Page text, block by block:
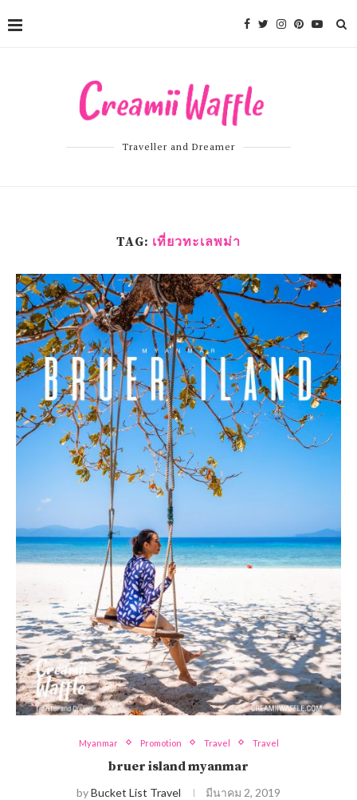
Traveller and Dreamer
TAG: เที่ยวทะเลพม่า
Myanmar Promotion Travel Travel
bruer island myanmar
byBucket List Travel มีนาคม 2, 2019